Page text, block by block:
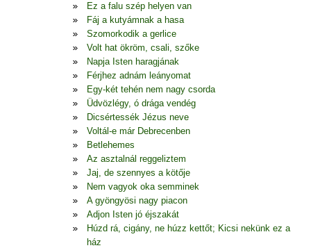
Ez a falu szép helyen van
Fáj a kutyámnak a hasa
Szomorkodik a gerlice
Volt hat ökröm, csali, szőke
Napja Isten haragjának
Férjhez adnám leányomat
Egy-két tehén nem nagy csorda
Üdvözlégy, ó drága vendég
Dicsértessék Jézus neve
Voltál-e már Debrecenben
Betlehemes
Az asztalnál reggeliztem
Jaj, de szennyes a kötője
Nem vagyok oka semminek
A gyöngyösi nagy piacon
Adjon Isten jó éjszakát
Húzd rá, cigány, ne húzz kettőt; Kicsi nekünk ez a
ház